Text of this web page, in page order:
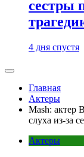
сестры
4 дня спустя
Главная
Актеры
Mash: актер
слуха из-за
Актеры